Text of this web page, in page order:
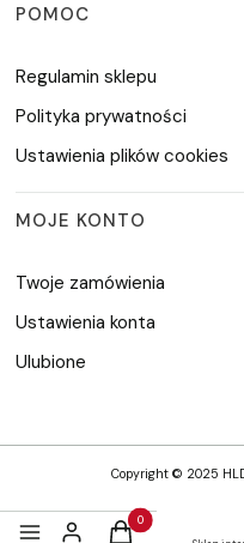
POMOC
Regulamin sklepu
Polityka prywatności
Ustawienia plików cookies
MOJE KONTO
Twoje zamówienia
Ustawienia konta
Ulubione
Copyright © 2025
Produkty w